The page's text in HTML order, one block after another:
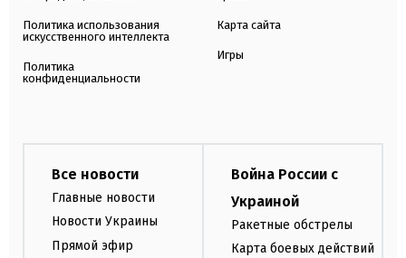
Политика использования
искусственного интеллекта
Политика
конфиденциальности
Карта сайта
Игры
Все новости
Главные новости
Новости Украины
Прямой эфир
Война России с
Украиной
Ракетные обстрелы
Карта боевых действий